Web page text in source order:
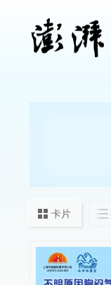
卡片